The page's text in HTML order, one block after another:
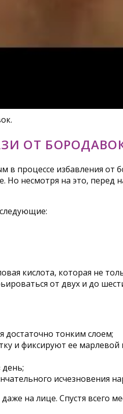
ОТ
в процессе избавления
несмотря на это,
кислота, которая не
от двух и до
достаточно тонким слоем;
и фиксируют ее марлевой
день;
исчезновения
на лице. Спустя всего